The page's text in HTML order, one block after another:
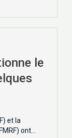
le
et la
ont…